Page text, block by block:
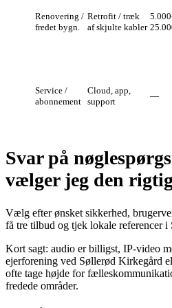
Renovering /
fredet bygn.
Retrofit / træk
af skjulte kabler
Service /
abonnement
Cloud, app,
support
—
Svar på
vælger jeg den
Vælg efter ønsket sikkerhed,
få tre tilbud og tjek lokale referencer i
Kort sagt: audio er billigst, IP-video
ejerforening ved Søllerød Kirkegård
ofte tage højde for
fredede områder.